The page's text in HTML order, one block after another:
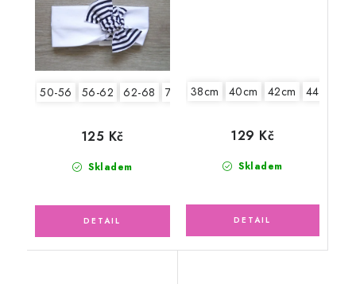
50-56 56-62 62-68 74-86
Skladem
125 Kč
38cm 40cm 42cm 44cm
Skladem
129 Kč